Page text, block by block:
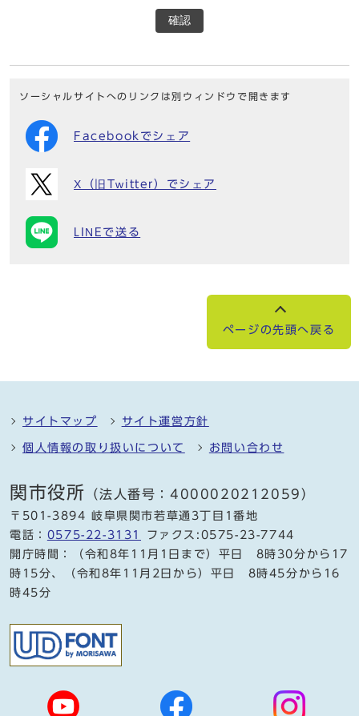
確認
ソーシャルサイトへのリンクは別ウィンドウで開きます
Facebookでシェア
X（旧Twitter）でシェア
LINEで送る
ページの先頭へ戻る
サイトマップ サイト運営方針
個人情報の取り扱いについて お問い合わせ
関市役所 （法人番号：4000020212059）
〒501-3894 岐阜県関市若草通3丁目1番地
電話： 0575-22-3131
ファクス:0575-23-7744
開庁時間：（令和8年11月1日まで）平日 8時30分から17
時15分、（令和8年11月2日から）平日 8時45分から16
時45分